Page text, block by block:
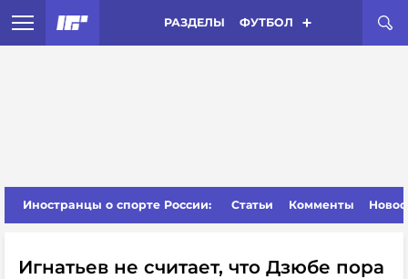
РАЗДЕЛЫ ФУТБОЛ
Иностранцы о спорте России: Статьи Комменты
Игнатьев не считает, что Дзюбе пора